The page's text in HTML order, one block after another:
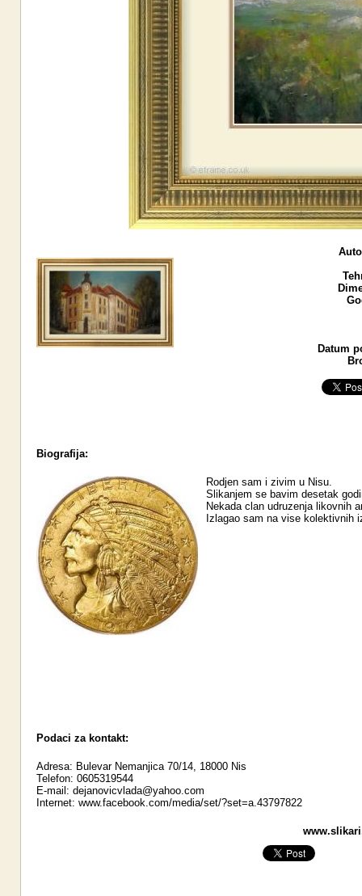
Datum
Biografija:
Rodjen sam i zivim u Nisu.
Slikanjem se bavim desetak
Nekada clan udruzenja likovnih
Izlagao sam na vise kolektivnih
Podaci za kontakt:
Adresa: Bulevar Nemanjica 70/14, 18000 Nis
Telefon: 0605319544
E-mail: dejanovicvlada@yahoo.com
Internet: www.facebook.com/media/set/?set=a.43797822